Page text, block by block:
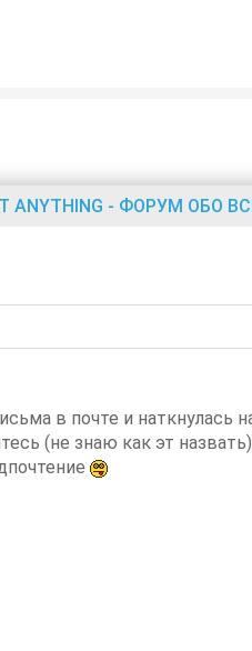
ANYTHING - ФОРУМ ОБО
в почте и наткнулась
(не знаю как эт